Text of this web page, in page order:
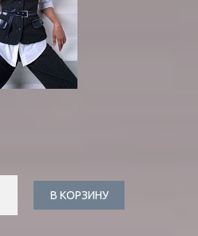
В КОРЗИНУ